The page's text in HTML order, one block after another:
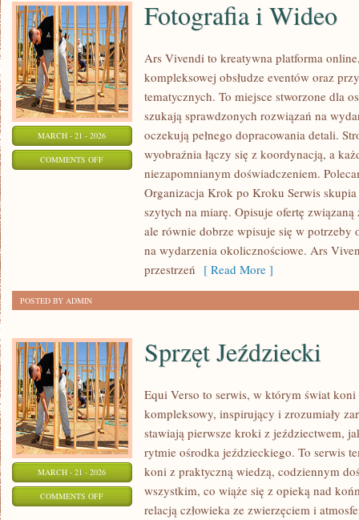
MARCH - 21 - 2026
COMMENTS OFFON
FOTOGRAFIA
Fotografia i Wideo
Ars Vivendi to kreatywna platforma
kompleksowej obsłudze eventów oraz
tematycznych. To miejsce stworzone dla
szukają sprawdzonych rozwiązań na
oczekują pełnego dopracowania detali.
wyobraźnia łączy się z koordynacją, a
niezapomnianym doświadczeniem.
Organizacja Krok po Kroku Serwis
szytych na miarę. Opisuje ofertę
ale równie dobrze wpisuje się w potrzeby
na wydarzenia okolicznościowe. Ars
przestrzeń [ Read More ]
POSTED BY ADMIN
MARCH - 21 - 2026
COMMENTS OFFON
Sprzęt Jeździecki
Equi Verso to serwis, w którym świat
kompleksowy, inspirujący i zrozumiały
stawiają pierwsze kroki z jeździectwem,
rytmie ośrodka jeździeckiego. To serwis
koni z praktyczną wiedzą, codziennym
wszystkim, co wiąże się z opieką nad
relacją człowieka ze zwierzęciem i